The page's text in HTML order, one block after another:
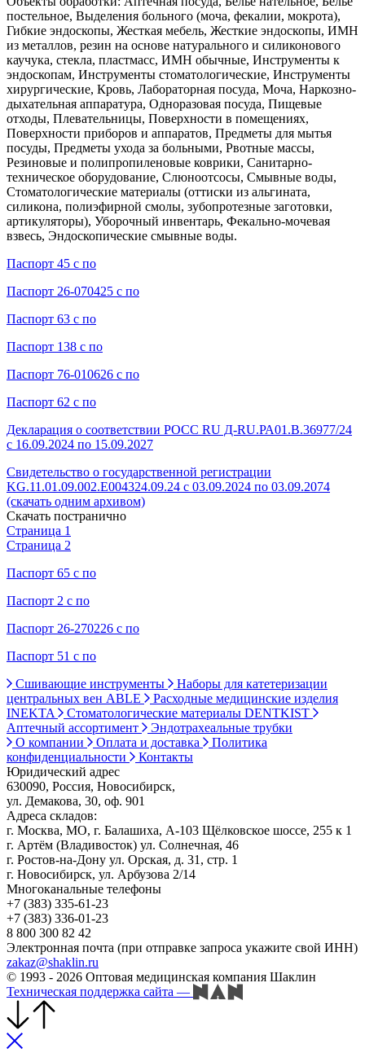
постельное, Выделения больного (моча, фекалии, мокрота),
Гибкие эндоскопы, Жесткая мебель, Жесткие эндоскопы, ИМН
из металлов, резин на основе натурального и силиконового
каучука, стекла, пластмасс, ИМН обычные, Инструменты к
эндоскопам, Инструменты стоматологические, Инструменты
хирургические, Кровь, Лабораторная посуда, Моча, Наркозно-
дыхательная аппаратура, Одноразовая посуда, Пищевые
отходы, Плевательницы, Поверхности в помещениях,
Поверхности приборов и аппаратов, Предметы для мытья
посуды, Предметы ухода за больными, Рвотные массы,
Резиновые и полипропиленовые коврики, Санитарно-
техническое оборудование, Слюноотсосы, Смывные воды,
Стоматологические материалы (оттиски из альгината,
силикона, полиэфирной смолы, зубопротезные заготовки,
артикуляторы), Уборочный инвентарь, Фекально-мочевая
взвесь, Эндоскопические смывные воды.
Паспорт 45 с по
Паспорт 26-070425 с по
Паспорт 63 с по
Паспорт 138 с по
Паспорт 76-010626 с по
Паспорт 62 с по
Декларация о соответствии РОСС RU Д-RU.РА01.В.36977/24
с 16.09.2024 по 15.09.2027
Свидетельство о государственной регистрации
KG.11.01.09.002.Е004324.09.24 с 03.09.2024 по 03.09.2074
(скачать одним архивом)
Скачать постранично
Страница 1
Страница 2
Паспорт 65 с по
Паспорт 2 с по
Паспорт 26-270226 с по
Паспорт 51 с по
Сшивающие инструменты
Наборы для катетеризации
центральных вен ABLE
Расходные медицинские изделия
INEKTA
Стоматологические материалы DENTKIST
Аптечный ассортимент
Эндотрахеальные трубки
О компании
Оплата и доставка
Политика
конфиденциальности
Контакты
Юридический адрес
630090, Россия, Новосибирск,
ул. Демакова, 30, оф. 901
Адреса складов:
г. Москва, МО, г. Балашиха, А-103 Щёлковское шоссе, 255 к 1
г. Артём (Владивосток) ул. Солнечная, 46
г. Ростов-на-Дону ул. Орская, д. 31, стр. 1
г. Новосибирск, ул. Арбузова 2/14
Многоканальные телефоны
+7 (383) 335-61-23
+7 (383) 336-01-23
8 800 300 82 42
Электронная почта (при отправке запроса укажите свой ИНН)
zakaz@shaklin.ru
© 1993 - 2026 Оптовая медицинская компания Шаклин
Техническая поддержка сайта —